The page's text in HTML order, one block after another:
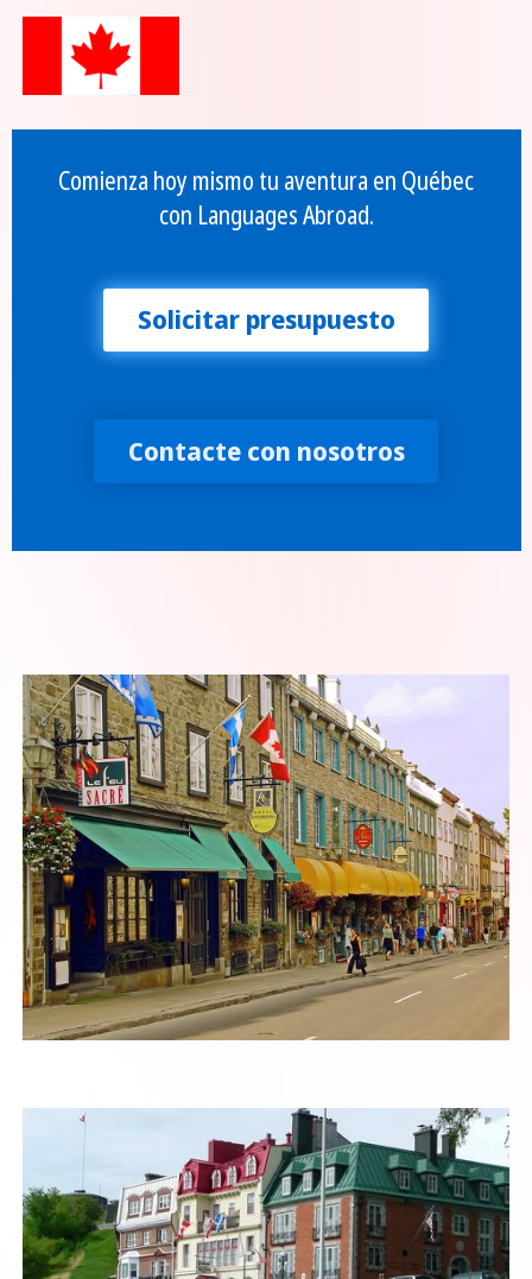
Comienza hoy mismo tu aventura en Québec
con Languages Abroad.
Solicitar presupuesto
Contacte con nosotros